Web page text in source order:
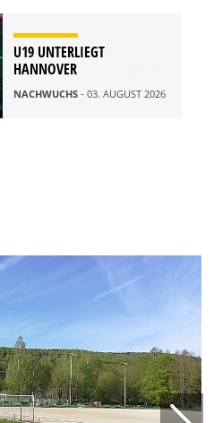
U19 UNTERLIEGT
HANNOVER
NACHWUCHS - 03. AUGUST 2026